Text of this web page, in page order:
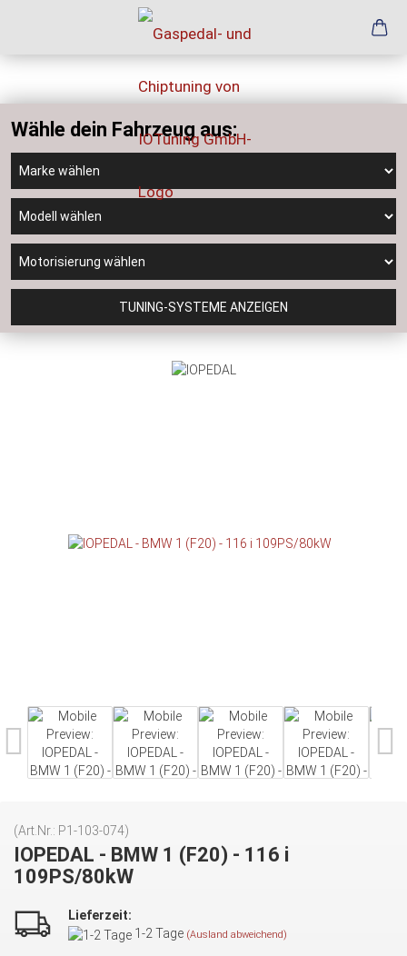
Wähle dein Fahrzeug aus:
TUNING-SYSTEME ANZEIGEN
(Art.Nr.: P1-103-074)
IOPEDAL - BMW 1 (F20) - 116 i
109PS/80kW
Lieferzeit:
1-2 Tage (Ausland abweichend)